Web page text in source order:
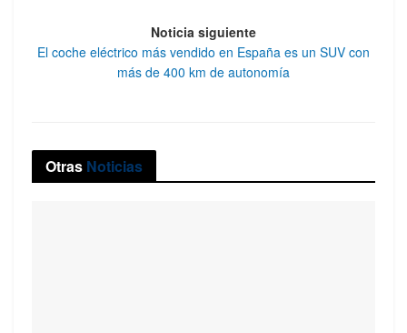
Noticia siguiente
El coche eléctrico más vendido en España es un SUV con
más de 400 km de autonomía
Otras Noticias